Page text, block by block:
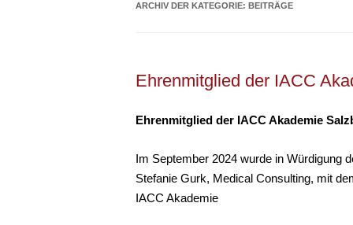
ARCHIV DER KATEGORIE: BEITRÄGE
Ehrenmitglied der IACC
Ehrenmitglied der IACC Akademie
Im September 2024 wurde in Würdigung
Stefanie Gurk, Medical Consulting, mit
IACC Akademie